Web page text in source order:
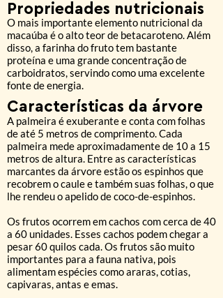
Propriedades nutricionais
O mais importante elemento nutricional da
macaúba é o alto teor de betacaroteno. Além
disso, a farinha do fruto tem bastante
proteína e uma grande concentração de
carboidratos, servindo como uma excelente
fonte de energia.
Características da árvore
A palmeira é exuberante e conta com folhas
de até 5 metros de comprimento. Cada
palmeira mede aproximadamente de 10 a 15
metros de altura. Entre as características
marcantes da árvore estão os espinhos que
recobrem o caule e também suas folhas, o que
lhe rendeu o apelido de coco-de-espinhos.
Os frutos ocorrem em cachos com cerca de 40
a 60 unidades. Esses cachos podem chegar a
pesar 60 quilos cada. Os frutos são muito
importantes para a fauna nativa, pois
alimentam espécies como araras, cotias,
capivaras, antas e emas.